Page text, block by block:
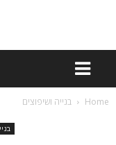
Home בנייה ושיפוצים